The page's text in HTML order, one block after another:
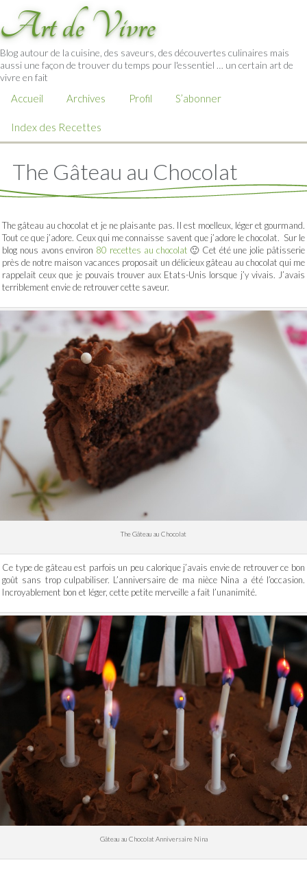
Art de Vivre
Blog autour de la cuisine, des saveurs, des découvertes culinaires mais
aussi une façon de trouver du temps pour l'essentiel … un certain art de
vivre en fait
Accueil Archives Profil S’abonner
Index des Recettes
The Gâteau au Chocolat
The gâteau au chocolat et je ne plaisante pas. Il est moelleux, léger et gourmand.
Tout ce que j’adore. Ceux qui me connaisse savent que j’adore le chocolat. Sur le
blog nous avons environ 80 recettes au chocolat 🙂 Cet été une jolie pâtisserie
près de notre maison vacances proposait un délicieux gâteau au chocolat qui me
rappelait ceux que je pouvais trouver aux Etats-Unis lorsque j’y vivais. J’avais
terriblement envie de retrouver cette saveur.
The Gâteau au Chocolat
Ce type de gâteau est parfois un peu calorique j’avais envie de retrouver ce bon
goût sans trop culpabiliser. L’anniversaire de ma nièce Nina a été l’occasion.
Incroyablement bon et léger, cette petite merveille a fait l’unanimité.
Gâteau au Chocolat Anniversaire Nina